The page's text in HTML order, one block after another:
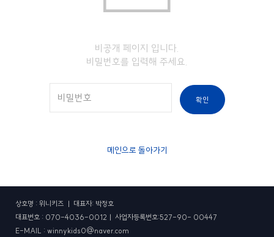
비공개 페이지 입니다.
비밀번호를 입력해 주세요.
확인
메인으로 돌아가기
상호명 : 위니키즈 ㅣ 대표자: 박정호
대표번호 : 070-4036-0012ㅣ 사업자등록번호:527-90- 00447
E-MAIL : winnykids0@naver.com